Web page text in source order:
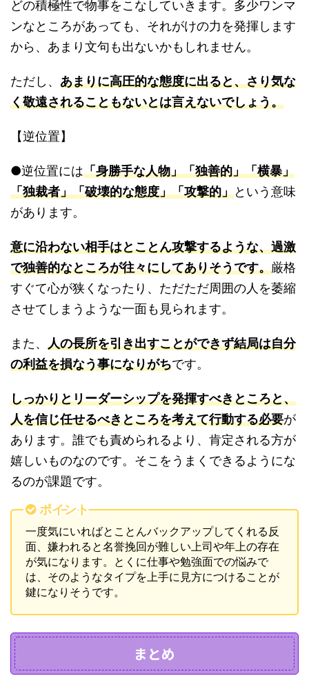
どの積極性で物事をこなしていきます。多少ワンマ
ンなところがあっても、それがけの力を発揮します
から、あまり文句も出ないかもしれません。
ただし、 あまりに高圧的な態度に出ると、さり気な
く敬遠されることもないとは言えないでしょう。
【逆位置】
●逆位置には「身勝手な人物」「独善的」「横暴」
「独裁者」「破壊的な態度」「攻撃的」という意味
があります。
意に沿わない相手はとことん攻撃するような、過激
で独善的なところが往々にしてありそうです。厳格
すぐて心が狭くなったり、ただただ周囲の人を萎縮
させてしまうような一面も見られます。
また、 人の長所を引き出すことができず結局は自分
の利益を損なう事になりがちです。
しっかりとリーダーシップを発揮すべきところと、
人を信じ任せるべきところを考えて行動する必要が
あります。誰でも責められるより、肯定される方が
嬉しいものなのです。そこをうまくできるようにな
るのが課題です。
ポイント
一度気にいればとことんバックアップしてくれる反
面、嫌われると名誉挽回が難しい上司や年上の存在
が気になります。とくに仕事や勉強面での悩みで
は、そのようなタイプを上手に見方につけることが
鍵になりそうです。
まとめ